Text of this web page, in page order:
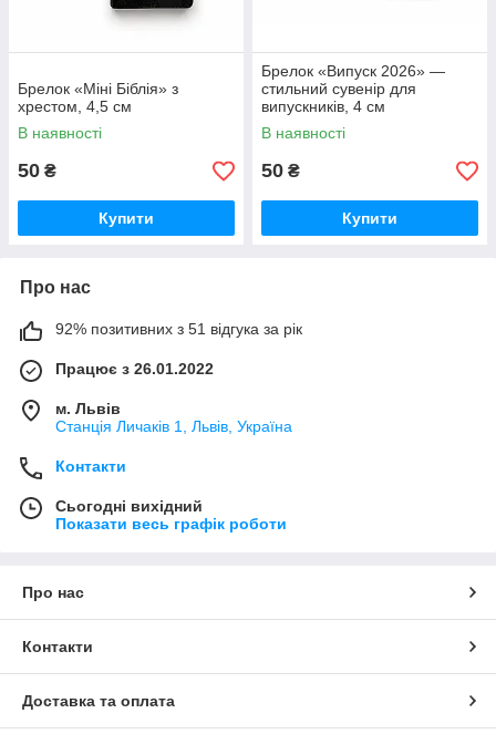
Брелок «Міні Біблія» з
хрестом, 4,5 см
В наявності
50 ₴
Купити
Брелок «Випуск 2026» —
стильний сувенір для
випускників, 4 см
В наявності
50 ₴
Купити
Про нас
92% позитивних з 51 відгука за рік
Працює з 26.01.2022
м. Львів
Станція Личаків 1, Львів, Україна
Контакти
Сьогодні вихідний
Показати весь графік роботи
Про нас
Контакти
Доставка та оплата